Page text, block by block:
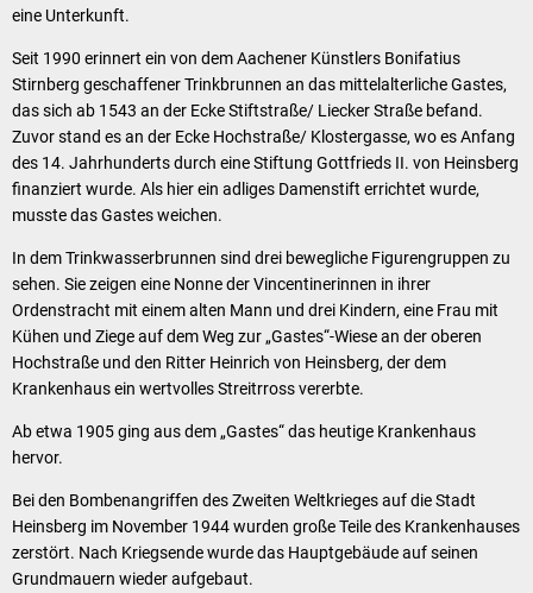
eine Unterkunft.
Seit 1990 erinnert ein von dem Aachener Künstlers Bonifatius
Stirnberg geschaffener Trinkbrunnen an das mittelalterliche Gastes,
das sich ab 1543 an der Ecke Stiftstraße/ Liecker Straße befand.
Zuvor stand es an der Ecke Hochstraße/ Klostergasse, wo es Anfang
des 14. Jahrhunderts durch eine Stiftung Gottfrieds II. von Heinsberg
finanziert wurde. Als hier ein adliges Damenstift errichtet wurde,
musste das Gastes weichen.
In dem Trinkwasserbrunnen sind drei bewegliche Figurengruppen zu
sehen. Sie zeigen eine Nonne der Vincentinerinnen in ihrer
Ordenstracht mit einem alten Mann und drei Kindern, eine Frau mit
Kühen und Ziege auf dem Weg zur „Gastes“-Wiese an der oberen
Hochstraße und den Ritter Heinrich von Heinsberg, der dem
Krankenhaus ein wertvolles Streitrross vererbte.
Ab etwa 1905 ging aus dem „Gastes“ das heutige Krankenhaus
hervor.
Bei den Bombenangriffen des Zweiten Weltkrieges auf die Stadt
Heinsberg im November 1944 wurden große Teile des Krankenhauses
zerstört. Nach Kriegsende wurde das Hauptgebäude auf seinen
Grundmauern wieder aufgebaut.